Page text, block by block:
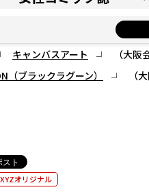
キャンバスアート
（大
（ブラックラグーン） （
オリジナル